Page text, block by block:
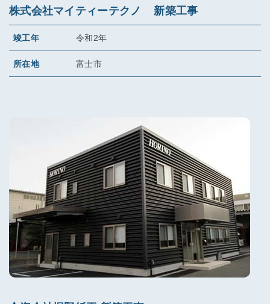
株式会社マイティーテクノ 新築工事
竣工年 令和2年
所在地 富士市